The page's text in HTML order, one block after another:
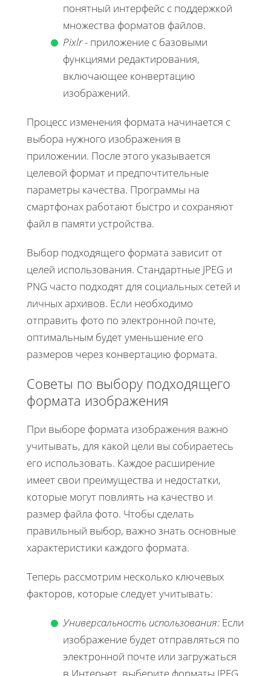
понятный интерфейс с поддержкой
множества форматов файлов.
Pixlr- приложение с базовыми
функциями редактирования,
включающее конвертацию
изображений.
Процесс изменения формата начинается с
выбора нужного изображения в
приложении. После этого указывается
целевой формат и предпочтительные
параметры качества. Программы на
смартфонах работают быстро и сохраняют
файл в памяти устройства.
Выбор подходящего формата зависит от
целей использования. Стандартные JPEG и
PNG часто подходят для социальных сетей и
личных архивов. Если необходимо
отправить фото по электронной почте,
оптимальным будет уменьшение его
размеров через конвертацию формата.
Советы по выбору подходящего
формата изображения
При выборе формата изображения важно
учитывать, для какой цели вы собираетесь
его использовать. Каждое расширение
имеет свои преимущества и недостатки,
которые могут повлиять на качество и
размер файла фото. Чтобы сделать
правильный выбор, важно знать основные
характеристики каждого формата.
Теперь рассмотрим несколько ключевых
факторов, которые следует учитывать:
Универсальность использования: Если
изображение будет отправляться по
электронной почте или загружаться
в Интернет, выберите форматы JPEG